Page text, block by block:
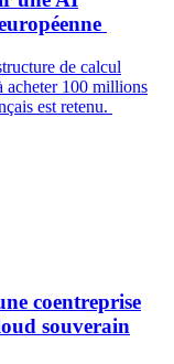
de calcul
acheter 100 millions
est retenu.
coentreprise
souverain